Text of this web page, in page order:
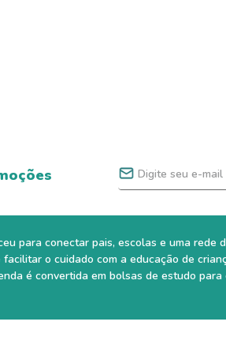
para conectar pais, escolas e uma rede
o cuidado com a educação de
é convertida em bolsas de estudo